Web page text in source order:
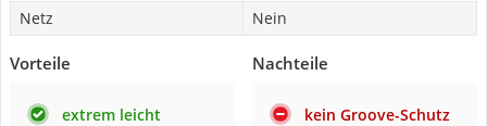
Netz
Nein
Vorteile
extrem leicht
Nachteile
kein Groove-Schutz